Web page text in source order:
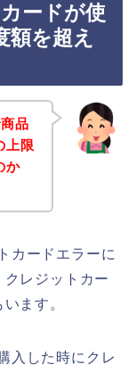
ードが使
額を超え
品
上限
か
カードエラーに
レジットカー
ます。
入した時にクレ